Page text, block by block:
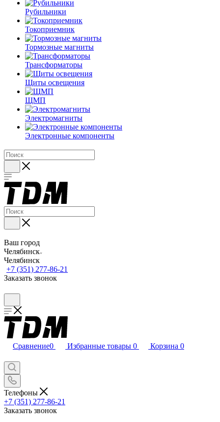
Рубильники
Токоприемник
Тормозные магниты
Трансформаторы
Щиты освещения
ЩМП
Электромагниты
Электронные компоненты
Ваш город
Челябинск
Челябинск
+7 (351) 277-86-21
Заказать звонок
Сравнение0 Избранные товары 0 Корзина 0
Телефоны
+7 (351) 277-86-21
Заказать звонок